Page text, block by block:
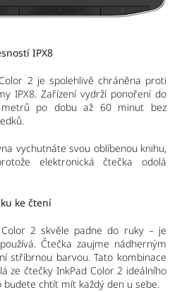
IPX8
2 je spolehlivě chráněna proti
IPX8. Zařízení vydrží ponoření do
po dobu až 60 minut bez
vychutnáte svou oblíbenou knihu,
elektronická čtečka odolá
ke čtení
Color 2 skvěle padne do ruky – je
Čtečka zaujme nádherným
stříbrnou barvou. Tato kombinace
ze čtečky InkPad Color 2 ideálního
chtít mít každý den u sebe.